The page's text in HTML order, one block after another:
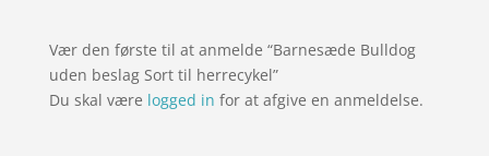
Vær den første til at anmelde “Barnesæde Bulldog
uden beslag Sort til herrecykel”
Du skal være logged in for at afgive en anmeldelse.